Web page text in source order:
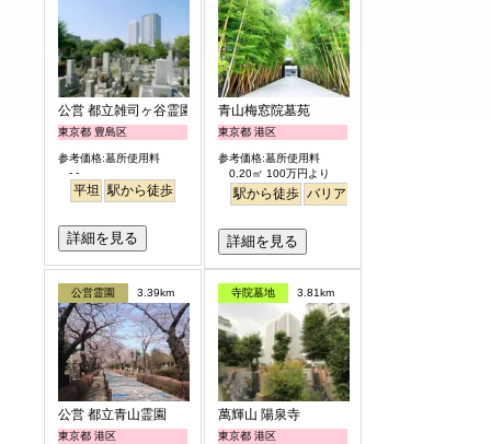
公営 都立雑司ヶ谷霊園
東京都 豊島区
参考価格:墓所使用料
- -
平坦 駅から徒歩
詳細を見る
青山梅窓院墓苑
東京都 港区
参考価格:墓所使用料
0.20㎡ 100万円より
駅から徒歩 バリアフリー
詳細を見る
公営霊園 3.39km
公営 都立青山霊園
東京都 港区
寺院墓地 3.81km
萬輝山 陽泉寺
東京都 港区